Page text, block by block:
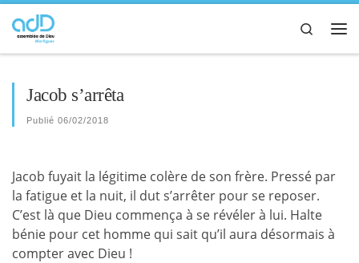
Passer au contenu
Search
Jacob s’arrêta
Publié 06/02/2018
Jacob fuyait la légitime colère de son frère. Pressé par
la fatigue et la nuit, il dut s’arrêter pour se reposer.
C’est là que Dieu commença à se révéler à lui. Halte
bénie pour cet homme qui sait qu’il aura désormais à
compter avec Dieu !